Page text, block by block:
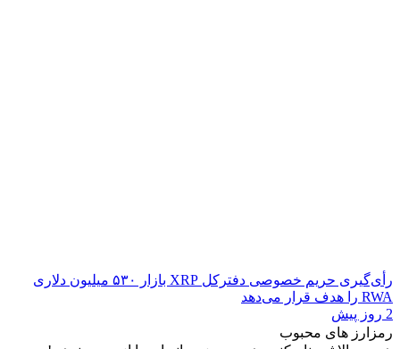
رأی‌گیری حریم خصوصی دفترکل XRP بازار ۵۳۰ میلیون دلاری
RWA را هدف قرار می‌دهد
2 روز پیش
رمزارز های محبوب